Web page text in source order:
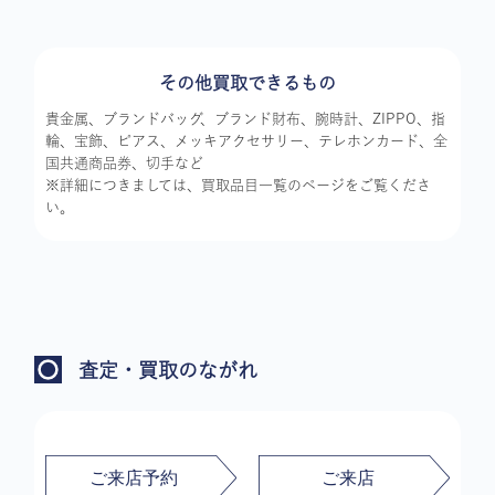
その他買取できるもの
貴金属、ブランドバッグ、ブランド財布、腕時計、ZIPPO、指
輪、宝飾、ピアス、メッキアクセサリー、テレホンカード、全
国共通商品券、切手など
※詳細につきましては、買取品目一覧のページをご覧くださ
い。
査定・買取のながれ